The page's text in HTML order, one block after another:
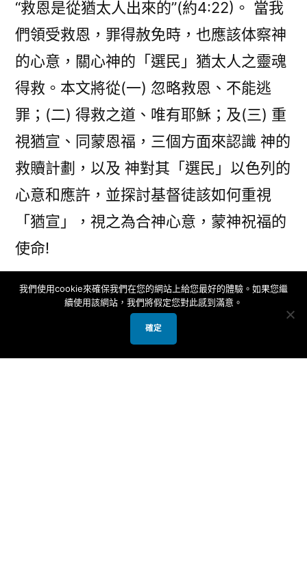
“救恩是從猶太人出來的”(約4:22)。 當我
們領受救恩，罪得赦免時，也應該体察神
的心意，關心神的「選民」猶太人之靈魂
得救。本文將從(一) 忽略救恩、不能逃
罪；(二) 得救之道、唯有耶穌；及(三) 重
視猶宣、同蒙恩福，三個方面來認識 神的
救贖計劃，以及 神對其「選民」以色列的
心意和應許，並探討基督徒該如何重視
「猶宣」，視之為合神心意，蒙神祝福的
使命!
一 ‧ 忽略救恩，不能逃罪
新約中希伯來書的作者寫這封信之對象是
我們使用cookie來確保我們在您的網站上給您最好的體驗。如果您繼
續使用該網站，我們將假定您對此感到滿意。
確定